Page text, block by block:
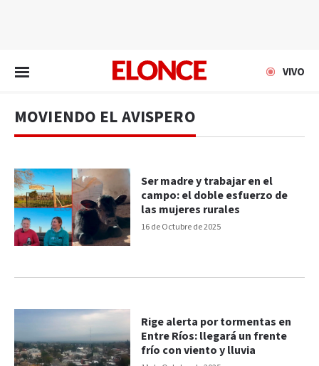
VIVO
MOVIENDO EL AVISPERO
16 de Octubre de 2025
Ser madre y trabajar en el
campo: el doble esfuerzo de
las mujeres rurales
Rige alerta por tormentas en
Entre Ríos: llegará un frente
frío con viento y lluvia